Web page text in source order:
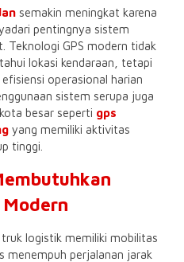
semakin meningkat karena
pentingnya sistem
Teknologi GPS modern tidak
lokasi kendaraan, tetapi
operasional harian
sistem serupa juga
besar seperti gps
yang memiliki aktivitas
tinggi.
logistik memiliki mobilitas
menempuh perjalanan jarak